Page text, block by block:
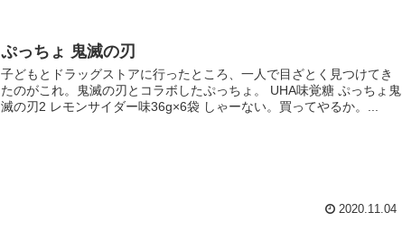
ぷっちょ 鬼滅の刃
子どもとドラッグストアに行ったところ、一人で目ざとく見つけてき
たのがこれ。鬼滅の刃とコラボしたぷっちょ。 UHA味覚糖 ぷっちょ鬼
滅の刃2 レモンサイダー味36g×6袋 しゃーない。買ってやるか。...
2020.11.04